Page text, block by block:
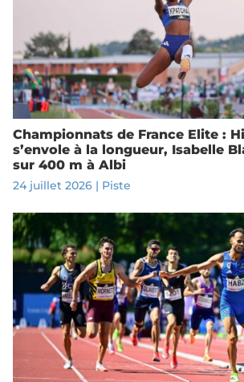
Championnats de France Elite :
s’envole à la longueur, Isabelle
sur 400 m à Albi
24 juillet 2026| Piste